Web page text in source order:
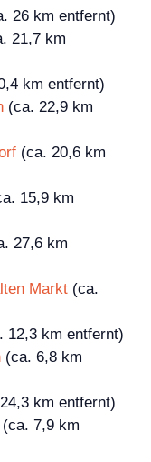
26 km entfernt)
21,7 km
km entfernt)
(ca. 22,9 km
(ca. 20,6 km
15,9 km
27,6 km
Markt (ca.
12,3 km entfernt)
(ca. 6,8 km
km entfernt)
(ca. 7,9 km